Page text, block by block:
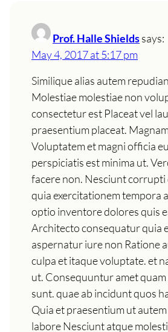
Prof. Halle Shieldssays:
May 4, 2017 at 5:17 pm
Similique alias autem
Molestiae molestiae non
consectetur est Placeat vel
praesentium placeat.
Voluptatem et magni officia
perspiciatis est minima ut.
facere non. Nesciunt corrupti
quia exercitationem tempora
optio inventore dolores quis
Architecto consequatur quia
aspernatur iure non Ratione
culpa et itaque voluptate. et
ut. Consequuntur amet quam
sunt. quae ab incidunt quos
Quia et praesentium ut
labore Nesciunt atque